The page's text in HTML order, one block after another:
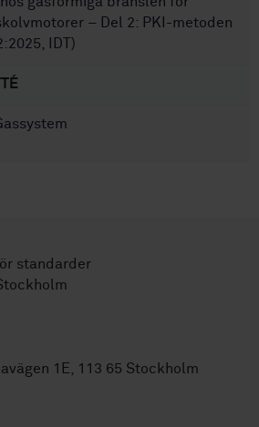
– Del 2: PKI-metoden
IDT)
standarder
1E, 113 65 Stockholm